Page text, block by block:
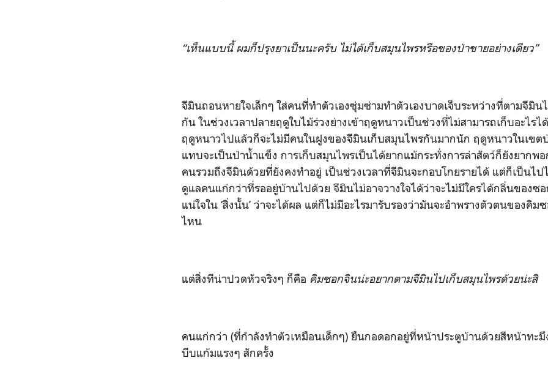
“เห็นแบบนี้ ผมก็ปรุงยาเป็นนะครับ ไม่ได้เก็บสมุนไพรหรือของป่าขายอย่างเดียว”
จีมินถอนหายใจเล็กๆ ใส่คนที่ทำตัวเองซุ่มซ่ามทำตัวเองบาดเจ็บระหว่างที่ตามจีมิน
กัน ในช่วงเวลาปลายฤดูใบไม้ร่วงย่างเข้าฤดูหนาวเป็นช่วงที่ไม่สามารถเก็บอะไรไ
ฤดูหนาวไปแล้วก็จะไม่มีคนในฝูงของจีมินเก็บสมุนไพรกันมากนัก ฤดูหนาวในเขต
แทบจะเป็นป่าน้ำแข็ง การเก็บสมุนไพรเป็นได้ยากแม้กระทั่งการล่าสัตว์ก็ยังยากพอ
คนรวมถึงจีมินด้วยที่ยังคงทำอยู่ เป็นช่วงเวลาที่จีมินจะกอบโกยรายได้ แต่ก็เป็นไป
ดูแลคนแก่กว่าที่รออยู่บ้านไปด้วย จีมินไม่อาจวางใจได้ว่าจะไม่มีใครได้กลิ่นของซ
แน่ใจใน ‘สิ่งนั้น’ ว่าจะได้ผล แต่ก็ไม่มีอะไรมารับรองว่ามันจะอำพรางตัวตนของคิ
ไหน
แต่สิ่งทีน่าปวดหัวจริงๆ ก็คือ คิมซอกจินน่ะอยากตามจีมินไปเก็บสมุนไพรด้วยน่ะสิ
คนแก่กว่า (ที่กำลังทำตัวเหมือนเด็กๆ) ยืนกอดอกอยู่ที่หน้าประตูบ้านด้วยสีหน้าทะ
บีบแก้มแรงๆ สักครั้ง